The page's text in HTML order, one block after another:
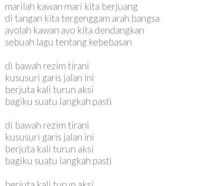
marilah kawan mari kita berjuang
di tangan kita tergenggam arah bangsa
ayolah kawan ayo kita dendangkan
sebuah lagu tentang kebebasan
di bawah rezim tirani
kususuri garis jalan ini
berjuta kali turun aksi
bagiku suatu langkah pasti
di bawah rezim tirani
kususuri garis jalan ini
berjuta kali turun aksi
bagiku suatu langkah pasti